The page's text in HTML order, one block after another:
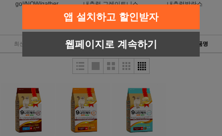
go!/NOW/gather 내추럴 그레이트니스 내추럴발란스
사조펫푸드(캣티즌)
최신순 낮은가격 높은가격 판매순위 상품명
앱 설치하고 할인받자
웹페이지로 계속하기